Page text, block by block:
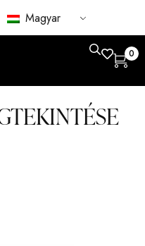
Magyar
0